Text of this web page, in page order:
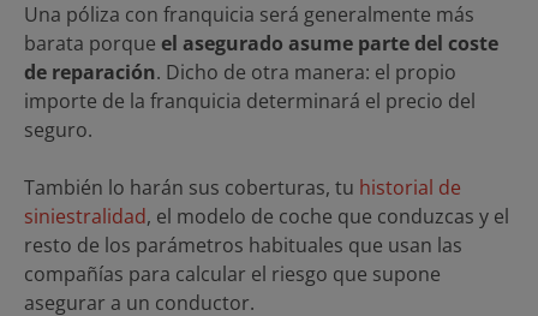
Una póliza con franquicia será generalmente más
barata porque el asegurado asume parte del coste
de reparación. Dicho de otra manera: el propio
importe de la franquicia determinará el precio del
seguro.
También lo harán sus coberturas, tu historial de
siniestralidad, el modelo de coche que conduzcas y el
resto de los parámetros habituales que usan las
compañías para calcular el riesgo que supone
asegurar a un conductor.